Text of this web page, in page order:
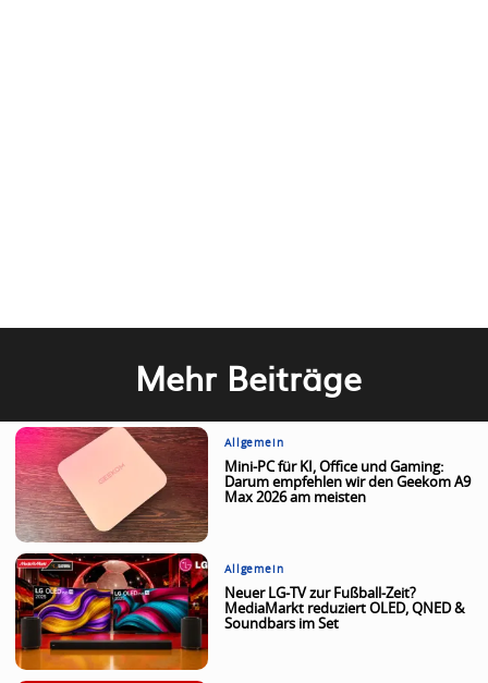
Mehr Beiträge
Allgemein
Mini-PC für KI, Office und Gaming:
Darum empfehlen wir den Geekom A9
Max 2026 am meisten
Allgemein
Neuer LG-TV zur Fußball-Zeit?
MediaMarkt reduziert OLED, QNED &
Soundbars im Set